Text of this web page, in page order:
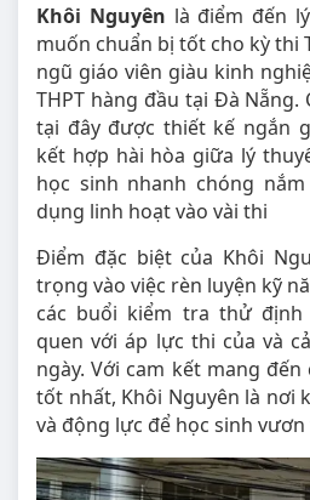
Khôi Nguyên là điểm đến
muốn chuẩn bị tốt cho kỳ thi
ngũ giáo viên giàu kinh
THPT hàng đầu tại Đà
tại đây được thiết kế ngắn
kết hợp hài hòa giữa lý
học sinh nhanh chóng
dụng linh hoạt vào vài thi
Điểm đặc biệt của Khôi
trọng vào việc rèn luyện kỹ
các buổi kiểm tra thử
quen với áp lực thi của và
ngày. Với cam kết mang
tốt nhất, Khôi Nguyên là nơi
và động lực để học sinh